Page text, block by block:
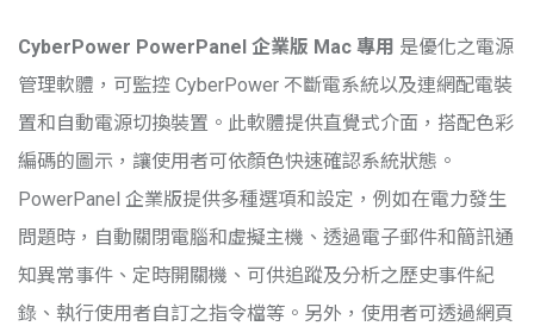
CyberPower PowerPanel 企業版 Mac 專用 是優化之電源
管理軟體，可監控 CyberPower 不斷電系統以及連網配電裝
置和自動電源切換裝置。此軟體提供直覺式介面，搭配色彩
編碼的圖示，讓使用者可依顏色快速確認系統狀態。
PowerPanel 企業版提供多種選項和設定，例如在電力發生
問題時，自動關閉電腦和虛擬主機、透過電子郵件和簡訊通
知異常事件、定時開關機、可供追蹤及分析之歷史事件紀
錄、執行使用者自訂之指令檔等。另外，使用者可透過網頁